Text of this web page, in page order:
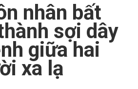
nhân bất
sợi dây
giữa hai
xa lạ